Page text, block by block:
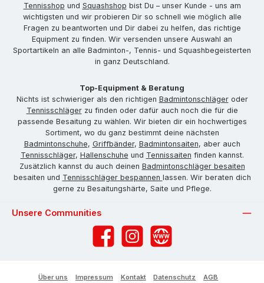
Tennisshop und Squashshop bist Du – unser Kunde - uns am
wichtigsten und wir probieren Dir so schnell wie möglich alle
Fragen zu beantworten und Dir dabei zu helfen, das richtige
Equipment zu finden. Wir versenden unsere Auswahl an
Sportartikeln an alle Badminton-, Tennis- und Squashbegeisterten
in ganz Deutschland.
Top-Equipment & Beratung
Nichts ist schwieriger als den richtigen Badmintonschlägeroder
Tennisschlägerzu finden oder dafür auch noch die für die
passende Besaitung zu wählen. Wir bieten dir ein hochwertiges
Sortiment, wo du ganz bestimmt deine nächsten
Badmintonschuhe, Griffbänder, Badmintonsaiten, aber auch
Tennisschläger, Hallenschuhe und Tennissaiten finden kannst.
Zusätzlich kannst du auch deinen Badmintonschläger besaiten
besaiten und Tennisschläger bespannen lassen. Wir beraten dich
gerne zu Besaitungshärte, Saite und Pflege.
Unsere Communities
FacebookInstagramWebsite
Über uns Impressum Kontakt Datenschutz
AGB